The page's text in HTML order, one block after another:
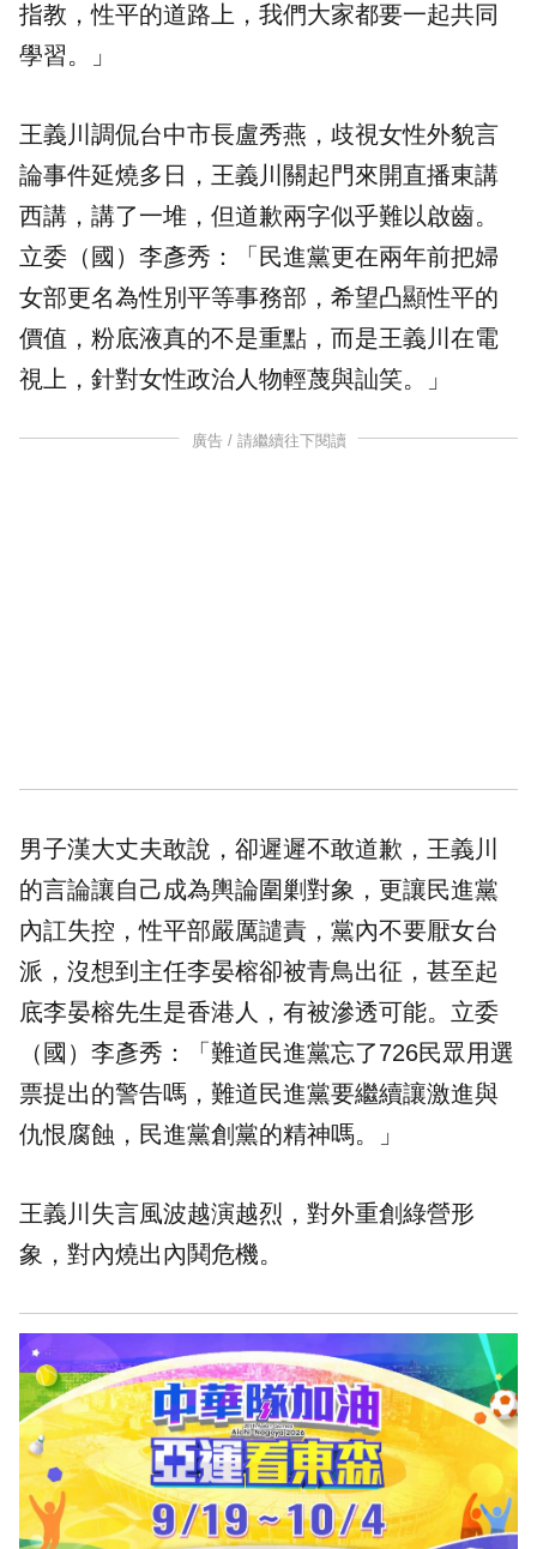
指教，性平的道路上，我們大家都要一起共同
學習。」
王義川調侃台中市長盧秀燕 ，歧視女性外貌言
論事件延燒多日，王義川關起門來開直播東講
西講，講了一堆，但道歉兩字似乎難以啟齒。
立委（國）李彥秀：「民進黨更在兩年前把婦
女部更名為性別平等事務部，希望凸顯性平的
價值， 粉底液真的不是重點，而是王義川在電
視上，針對女性政治人物輕蔑與訕笑。」
廣告 / 請繼續往下閱讀
男子漢大丈夫敢說，卻遲遲不敢道歉，王義川
的言論讓自己成為輿論圍剿對象，更讓民進黨
內訌失控，性平部嚴厲譴責，黨內不要厭女台
派，沒想到主任李晏榕卻被青鳥出征，甚至起
底李晏榕先生是香港人，有被滲透可能。立委
（國）李彥秀：「難道民進黨忘了726民眾用選
票提出的警告嗎，難道民進黨要繼續讓激進與
仇恨腐蝕，民進黨創黨的精神嗎。」
王義川失言風波越演越烈，對外重創綠營形
象，對內燒出內鬨危機。